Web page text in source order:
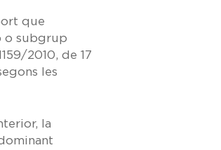
que
o subgrup
2010, de 17
les
la